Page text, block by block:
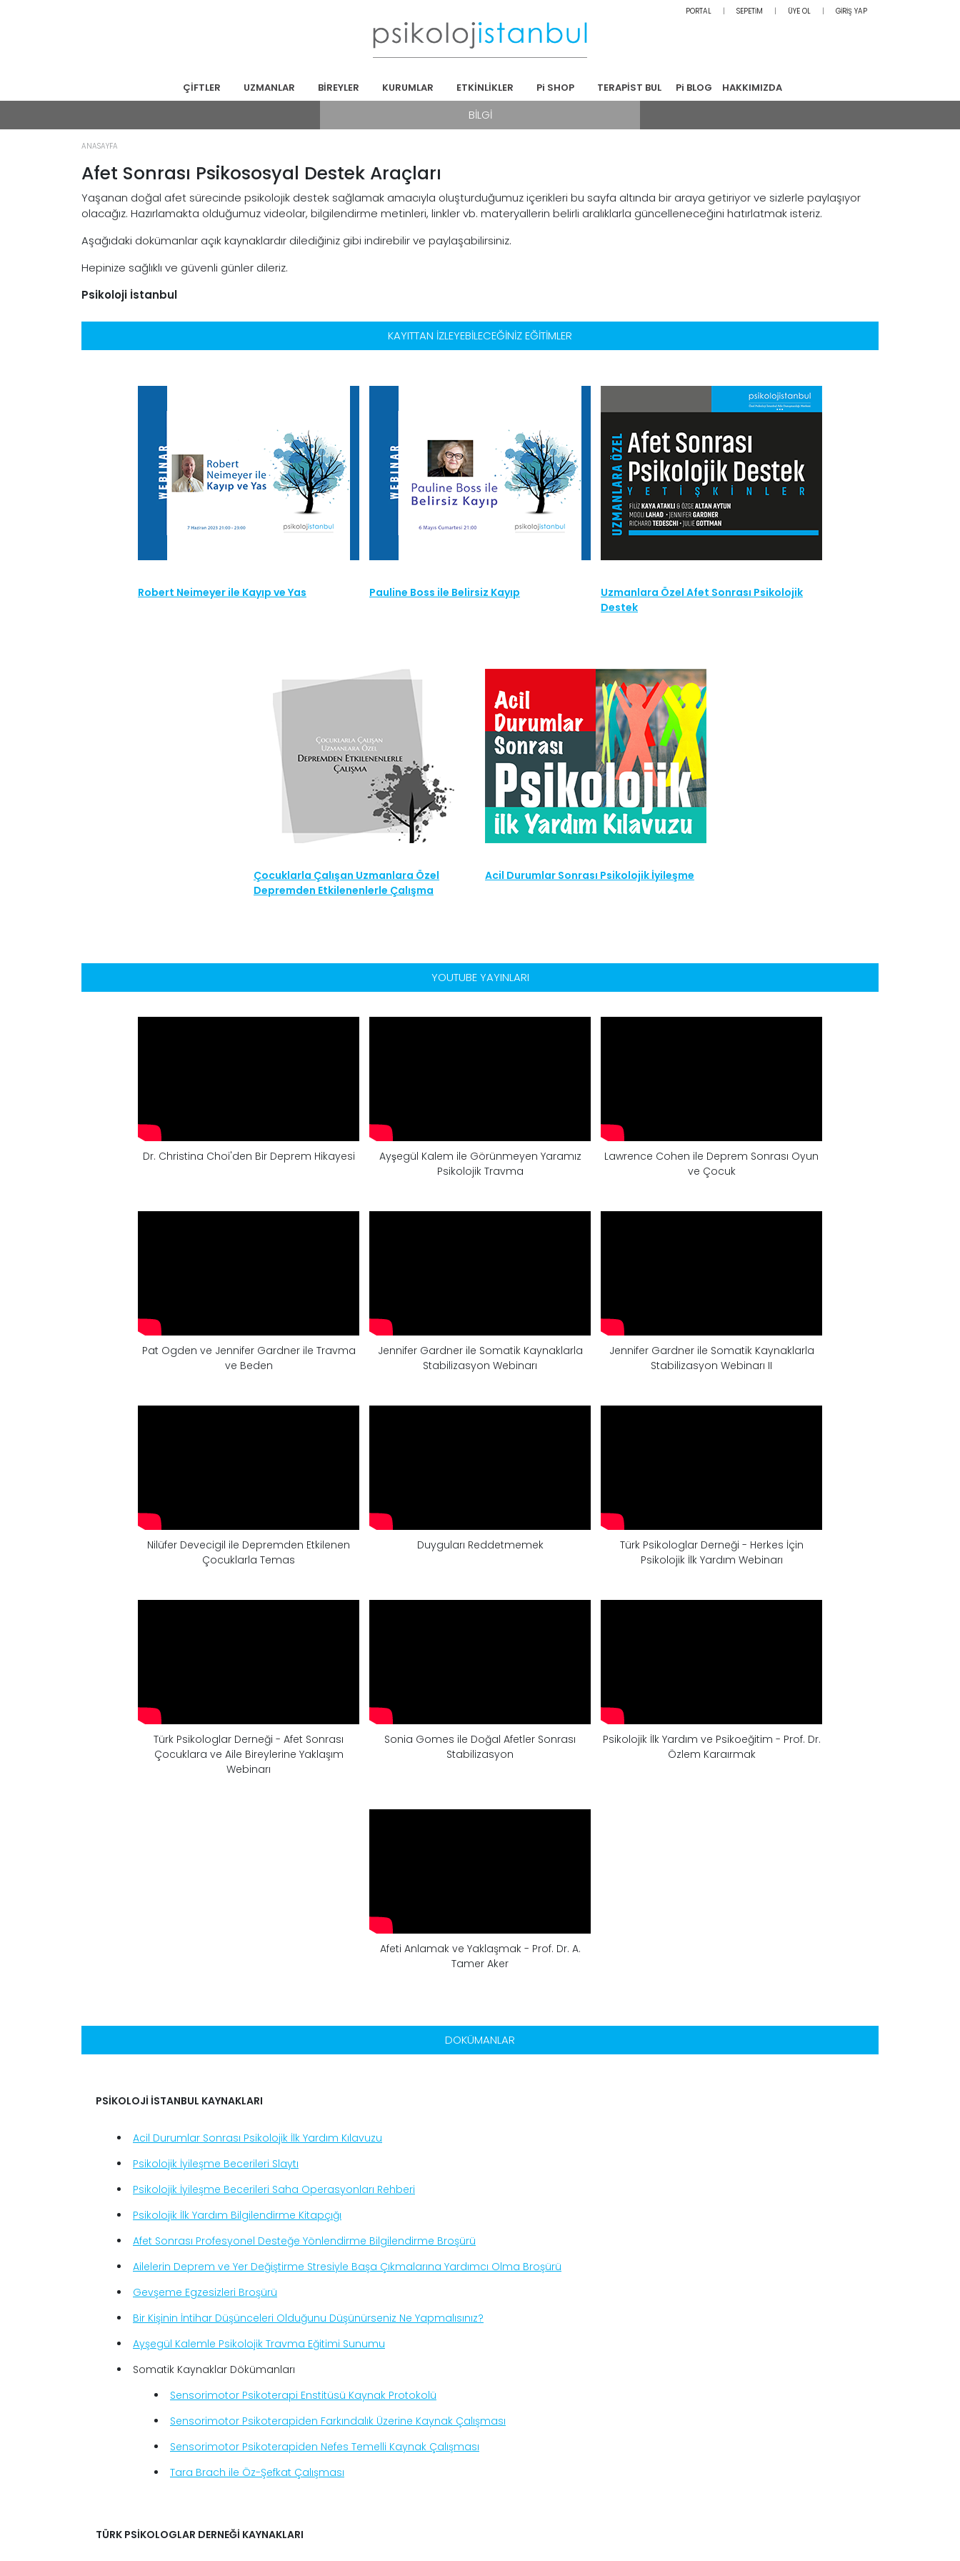
PORTAL SEPETİM ÜYE OL GİRİŞ YAP
ÇİFTLER UZMANLAR BİREYLER KURUMLAR ETKİNLİKLER Pi SHOP TERAPİST BUL Pi BLOG HAKKIMIZDA
BİLGİ
ANASAYFA
Afet Sonrası Psikososyal Destek Araçları
Yaşanan doğal afet sürecinde psikolojik destek sağlamak amacıyla oluşturduğumuz içerikleri bu sayfa altında bir araya getiriyor ve sizlerle paylaşıyor
olacağız. Hazırlamakta olduğumuz videolar, bilgilendirme metinleri, linkler vb. materyallerin belirli aralıklarla güncelleneceğini hatırlatmak isteriz.
Aşağıdaki dokümanlar açık kaynaklardır dilediğiniz gibi indirebilir ve paylaşabilirsiniz.
Hepinize sağlıklı ve güvenli günler dileriz.
Psikoloji İstanbul
KAYITTAN İZLEYEBİLECEĞİNİZ EĞİTİMLER
Robert Neimeyer ile Kayıp ve Yas Pauline Boss ile Belirsiz Kayıp
Uzmanlara Özel Afet Sonrası Psikolojik
Destek
Çocuklarla Çalışan Uzmanlara Özel
Depremden Etkilenenlerle Çalışma
Acil Durumlar Sonrası Psikolojik İyileşme
YOUTUBE YAYINLARI
Dr. Christina Choi'den Bir Deprem Hikayesi
Ayşegül Kalem ile Görünmeyen Yaramız
Psikolojik Travma
Lawrence Cohen ile Deprem Sonrası Oyun
ve Çocuk
Pat Ogden ve Jennifer Gardner ile Travma
ve Beden
Jennifer Gardner ile Somatik Kaynaklarla
Stabilizasyon Webinarı
Jennifer Gardner ile Somatik Kaynaklarla
Stabilizasyon Webinarı II
Nilüfer Devecigil ile Depremden Etkilenen
Çocuklarla Temas
Duyguları Reddetmemek
Türk Psikologlar Derneği - Herkes İçin
Psikolojik İlk Yardım Webinarı
Türk Psikologlar Derneği - Afet Sonrası
Çocuklara ve Aile Bireylerine Yaklaşım
Webinarı
Sonia Gomes ile Doğal Afetler Sonrası
Stabilizasyon
Psikolojik İlk Yardım ve Psikoeğitim - Prof. Dr.
Özlem Karaırmak
Afeti Anlamak ve Yaklaşmak - Prof. Dr. A.
Tamer Aker
DOKÜMANLAR
PSİKOLOJİ İSTANBUL KAYNAKLARI
Acil Durumlar Sonrası Psikolojik İlk Yardım Kılavuzu
Psikolojik İyileşme Becerileri Slaytı
Psikolojik İyileşme Becerileri Saha Operasyonları Rehberi
Psikolojik İlk Yardım Bilgilendirme Kitapçığı
Afet Sonrası Profesyonel Desteğe Yönlendirme Bilgilendirme Broşürü
Ailelerin Deprem ve Yer Değiştirme Stresiyle Başa Çıkmalarına Yardımcı Olma Broşürü
Gevşeme Egzesizleri Broşürü
Bir Kişinin İntihar Düşünceleri Olduğunu Düşünürseniz Ne Yapmalısınız?
Ayşegül Kalemle Psikolojik Travma Eğitimi Sunumu
Somatik Kaynaklar Dökümanları
Sensorimotor Psikoterapi Enstitüsü Kaynak Protokolü
Sensorimotor Psikoterapiden Farkındalık Üzerine Kaynak Çalışması
Sensorimotor Psikoterapiden Nefes Temelli Kaynak Çalışması
Tara Brach ile Öz-Şefkat Çalışması
TÜRK PSİKOLOGLAR DERNEĞİ KAYNAKLARI